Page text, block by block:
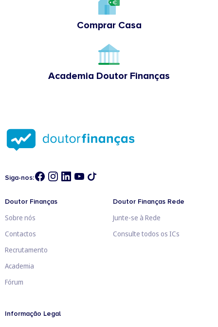
Comprar Casa
Academia Doutor Finanças
Siga-nos:
Doutor Finanças
Sobre nós
Contactos
Recrutamento
Academia
Fórum
Doutor Finanças Rede
Junte-se à Rede
Consulte todos os ICs
Informação Legal